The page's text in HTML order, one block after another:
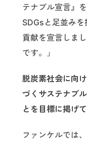
テナブル宣言』
SDGsと足並み
貢献を宣言しま
です。」
脱炭素社会に向
づくサステナブ
とを目標に掲げ
ファンケルでは